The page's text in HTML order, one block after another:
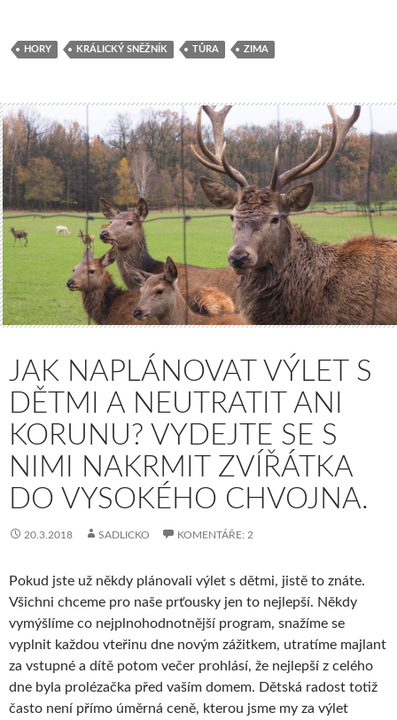
HORY KRÁLICKÝ SNĚŽNÍK TŮRA ZIMA
JAK NAPLÁNOVAT VÝLET S
DĚTMI A NEUTRATIT ANI
KORUNU? VYDEJTE SE S
NIMI NAKRMIT ZVÍŘÁTKA
DO VYSOKÉHO CHVOJNA.
20.3.2018 SADLICKO KOMENTÁŘE: 2
Pokud jste už někdy plánovali výlet s dětmi, jistě to znáte.
Všichni chceme pro naše prťousky jen to nejlepší. Někdy
vymýšlíme co nejplnohodnotnější program, snažíme se
vyplnit každou vteřinu dne novým zážitkem, utratíme majlant
za vstupné a dítě potom večer prohlásí, že nejlepší z celého
dne byla prolézačka před vaším domem. Dětská radost totiž
často není přímo úměrná ceně, kterou jsme my za výlet